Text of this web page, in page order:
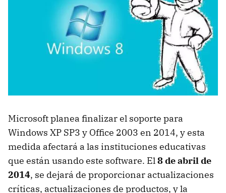
Microsoft planea finalizar el soporte para
Windows XP SP3 y Office 2003 en 2014, y esta
medida afectará a las instituciones educativas
que están usando este software. El 8 de abril de
2014, se dejará de proporcionar actualizaciones
críticas, actualizaciones de productos, y la